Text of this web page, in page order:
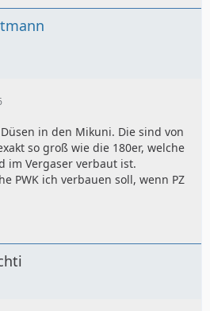
in den Mikuni. Die sind von
so groß wie die 180er, welche
im Vergaser verbaut ist.
PWK ich verbauen soll, wenn PZ